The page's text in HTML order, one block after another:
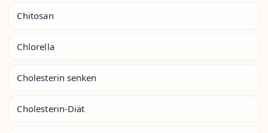
Chitosan
Chlorella
Cholesterin senken
Cholesterin-Diät